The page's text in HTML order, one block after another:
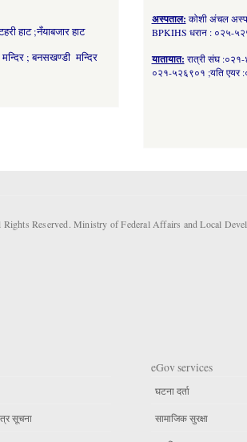
हाट ;नँयाबजार हाट
मन्दिर ; बनसखण्डी मन्दिर
अस्पताल: कोशी अंचल
BPKIHS धरान : ०२५-
यातायात: रात्री संघ
०२१-५२६९०१ ;यति एयर
Reserved. Ministry of Federal Affairs and Local
सूचना
eGov services
घटना दर्ता
सामाजिक सुरक्षा